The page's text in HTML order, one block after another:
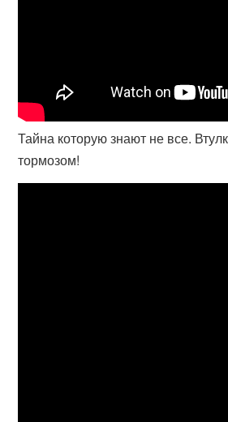
Тайна которую знают не все.
тормозом!